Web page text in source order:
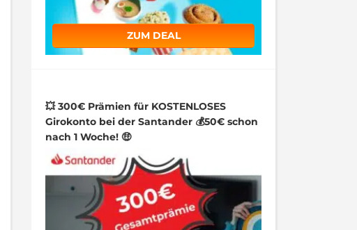
ZUM DEAL
💥 300€ Prämien für KOSTENLOSES
Girokonto bei der Santander 💰50€ schon
nach 1 Woche! 🤑